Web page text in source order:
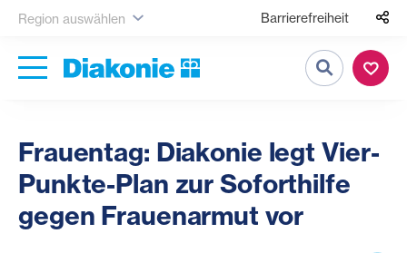
Region auswählen Barrierefreiheit
Suche
Frauentag: Diakonie legt Vier-
Punkte-Plan zur Soforthilfe
gegen Frauenarmut vor